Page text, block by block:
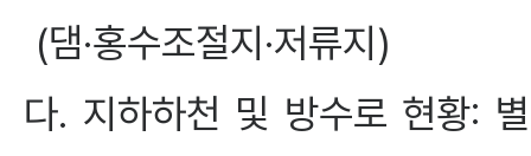
(댐·홍수조절지·저류지)
다. 지하하천 및 방수로 현황: